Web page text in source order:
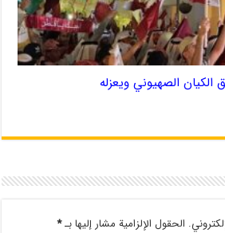
الحقول الإلزامية مشار إليها بـ*